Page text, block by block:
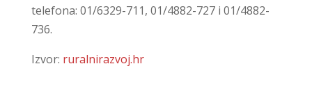
telefona: 01/6329-711, 01/4882-727 i 01/4882-
736.
Izvor: ruralnirazvoj.hr